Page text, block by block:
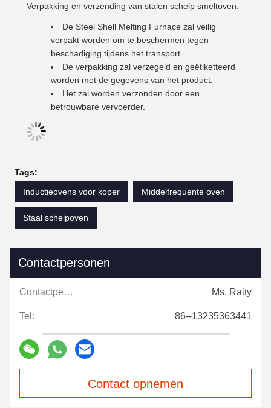
Verpakking en verzending van stalen schelp smeltoven:
De Steel Shell Melting Furnace zal veilig
verpakt worden om te beschermen tegen
beschadiging tijdens het transport.
De verpakking zal verzegeld en geëtiketteerd
worden met de gegevens van het product.
Het zal worden verzonden door een
betrouwbare vervoerder.
Tags:
Inductieovens voor koper
Middelfrequente oven
Staal schelpoven
Contactpersonen
Contactpersonen: Ms. Raity
Tel: 86--13235363441
Contact opnemen